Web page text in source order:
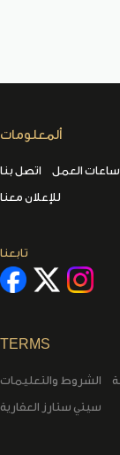
ألمعلومات
اتصل بنا ساعات العمل
للإعلان معنا
تابعنا
TERMS
الشروط والتعليمات
سيتي ستارز العقارية